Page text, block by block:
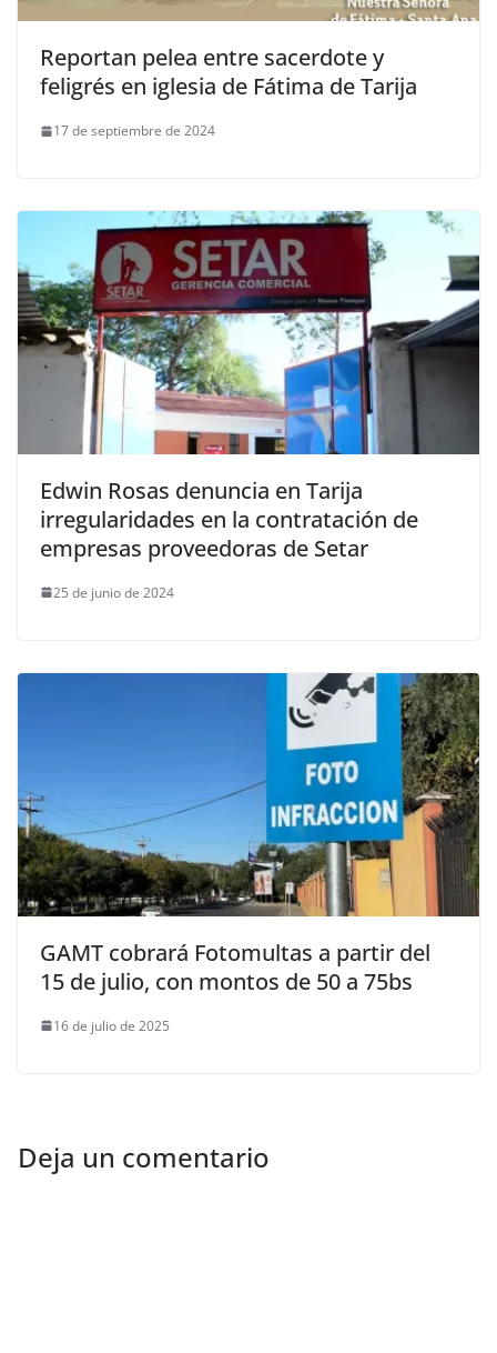
Reportan pelea entre sacerdote y
feligrés en iglesia de Fátima de Tarija
17 de septiembre de 2024
Edwin Rosas denuncia en Tarija
irregularidades en la contratación de
empresas proveedoras de Setar
25 de junio de 2024
GAMT cobrará Fotomultas a partir del
15 de julio, con montos de 50 a 75bs
16 de julio de 2025
Deja un comentario